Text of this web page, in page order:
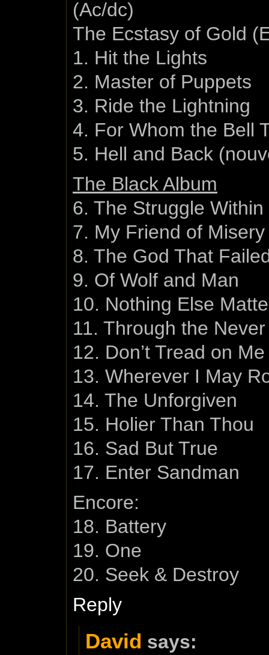
(Ac/dc)
The Ecstasy of Gold
1. Hit the Lights
2. Master of Puppets
3. Ride the Lightning
4. For Whom the Bell
5. Hell and Back
The Black Album
6. The Struggle Within
7. My Friend of Misery
8. The God That
9. Of Wolf and Man
10. Nothing Else
11. Through the Never
12. Don’t Tread on Me
13. Wherever I May
14. The Unforgiven
15. Holier Than Thou
16. Sad But True
17. Enter Sandman
Encore:
18. Battery
19. One
20. Seek & Destroy
Reply
David says: